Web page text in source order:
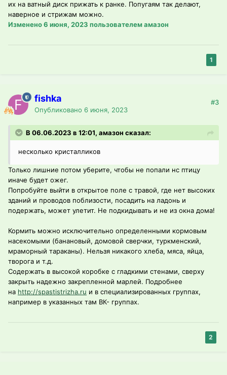
их на ватный диск прижать к ранке. Попугаям так делают,
наверное и стрижам можно.
Изменено6 июня, 2023 пользователем амазон
1
fishka
Опубликовано 6 июня, 2023
#3
В 06.06.2023 в 12:01, амазон сказал:
несколько кристалликов
Только лишние потом уберите, чтобы не попали нс птицу
иначе будет ожег.
Попробуйте выйти в открытое поле с травой, где нет высоких
зданий и проводов поблизости, посадить на ладонь и
подержать, может улетит. Не подкидывать и не из окна дома!
Кормить можно исключительно определенными кормовым
насекомыми (банановый, домовой сверчки, туркменский,
мраморный тараканы). Нельзя никакого хлеба, мяса, яйца,
творога и т.д.
Содержать в высокой коробке с гладкими стенами, сверху
закрыть надежно закрепленной марлей. Подробнее
на http://spastistrizha.ru и в специализированных группах,
например в указанных там ВК- группах.
2